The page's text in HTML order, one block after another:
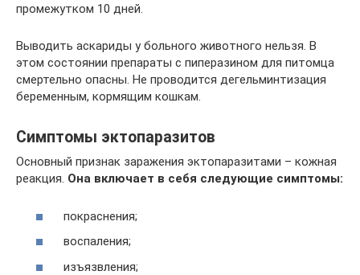
промежутком 10 дней.
Выводить аскариды у больного животного нельзя. В
этом состоянии препараты с пиперазином для питомца
смертельно опасны. Не проводится дегельминтизация
беременным, кормящим кошкам.
Симптомы эктопаразитов
Основный признак заражения эктопаразитами – кожная
реакция. Она включает в себя следующие симптомы:
покраснения;
воспаления;
изъязвления;